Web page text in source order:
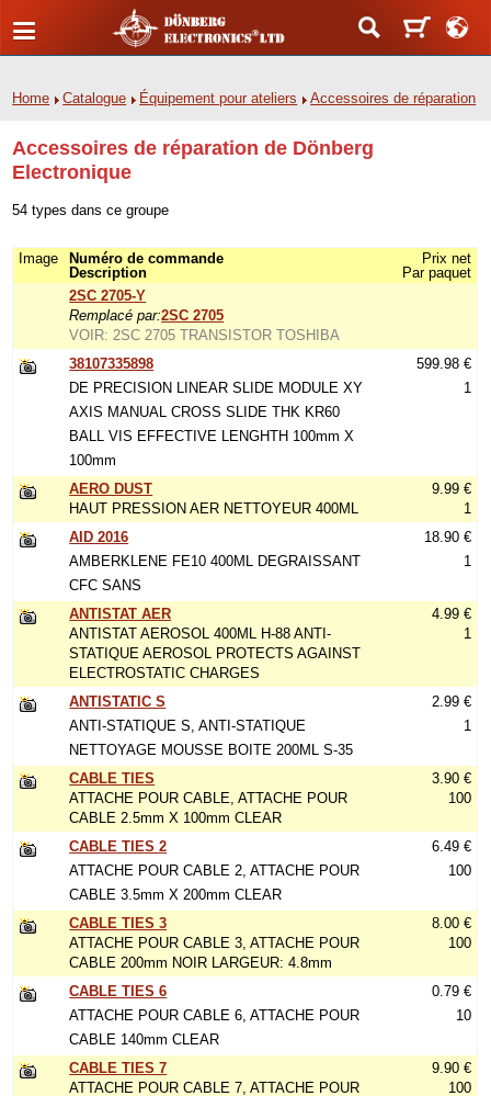
Home Catalogue Équipement pour ateliers Accessoires de réparation
Accessoires de réparation de Dönberg
Electronique
54 types dans ce groupe
Image
Numéro de commande
Description
Prix net
Par paquet
2SC 2705-Y
Remplacé par:2SC 2705
VOIR: 2SC 2705 TRANSISTOR TOSHIBA
38107335898
DE PRECISION LINEAR SLIDE MODULE XY
AXIS MANUAL CROSS SLIDE THK KR60
BALL VIS EFFECTIVE LENGHTH 100mm X
100mm
599.98 €
1
AERO DUST
HAUT PRESSION AER NETTOYEUR 400ML
9.99 €
1
AID 2016
AMBERKLENE FE10 400ML DEGRAISSANT
CFC SANS
18.90 €
1
ANTISTAT AER
ANTISTAT AEROSOL 400ML H-88 ANTI-
STATIQUE AEROSOL PROTECTS AGAINST
ELECTROSTATIC CHARGES
4.99 €
1
ANTISTATIC S
ANTI-STATIQUE S, ANTI-STATIQUE
NETTOYAGE MOUSSE BOITE 200ML S-35
2.99 €
1
CABLE TIES
ATTACHE POUR CABLE, ATTACHE POUR
CABLE 2.5mm X 100mm CLEAR
3.90 €
100
CABLE TIES 2
ATTACHE POUR CABLE 2, ATTACHE POUR
CABLE 3.5mm X 200mm CLEAR
6.49 €
100
CABLE TIES 3
ATTACHE POUR CABLE 3, ATTACHE POUR
CABLE 200mm NOIR LARGEUR: 4.8mm
8.00 €
100
CABLE TIES 6
ATTACHE POUR CABLE 6, ATTACHE POUR
CABLE 140mm CLEAR
0.79 €
10
CABLE TIES 7
ATTACHE POUR CABLE 7, ATTACHE POUR
9.90 €
100